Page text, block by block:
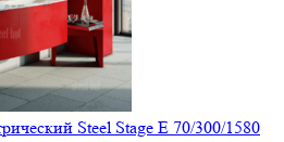
Steel Stage E 70/300/1580